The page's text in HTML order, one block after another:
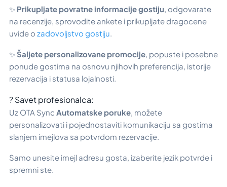
✨ Prikupljate povratne informacije gostiju, odgovarate
na recenzije, sprovodite ankete i prikupljate dragocene
uvide o zadovoljstvo gostiju.
✨Šaljete personalizovane promocije , popuste i posebne
ponude gostima na osnovu njihovih preferencija, istorije
rezervacija i statusa lojalnosti.
? Savet profesionalca:
Uz OTA Sync Automatske poruke, možete
personalizovati i pojednostaviti komunikaciju sa gostima
slanjem imejlova sa potvrdom rezervacije.
Samo unesite imejl adresu gosta, izaberite jezik potvrde i
spremni ste.